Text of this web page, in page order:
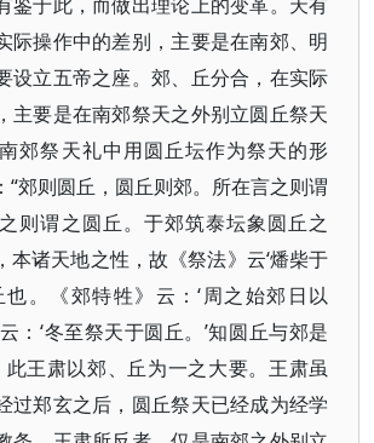
际操作中的差别，主要是在南郊、明
设立五帝之座。郊、丘分合，在实际
主要是在南郊祭天之外别立圆丘祭天
郊祭天礼中用圆丘坛作为祭天的形
“郊则圆丘，圆丘则郊。所在言之则谓
则谓之圆丘。于郊筑泰坛象圆丘之
本诸天地之性，故《祭法》云‘燔柴于
也。《郊特牲》云：‘周之始郊日以
：‘冬至祭天于圆丘。’知圆丘与郊是
此王肃以郊、丘为一之大要。王肃虽
过郑玄之后，圆丘祭天已经成为经学